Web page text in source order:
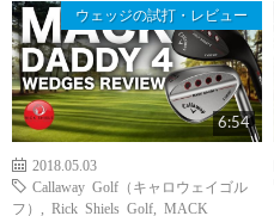
ウェッジの試打・レビュー
6:54
2018.05.03
Callaway Golf（キャロウェイゴル
フ）
Rick Shiels Golf
MACK